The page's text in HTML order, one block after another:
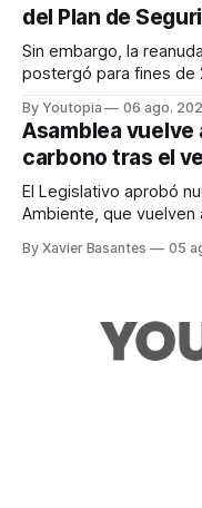
del Plan de
Sin embargo, la
postergó para fines de
By Youtopia 06 ago.
Asamblea vuelve
carbono tras el
El Legislativo aprobó
Ambiente, que vuelven
By Xavier Basantes 05